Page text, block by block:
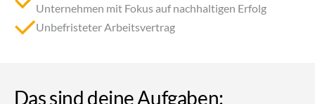
Unternehmen mit Fokus auf nachhaltigen Erfolg
Unbefristeter Arbeitsvertrag
Das sind deine Aufgaben: